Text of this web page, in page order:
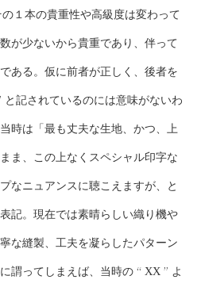
１本の貴重性や高級度は変わって
が少ないから貴重であり、伴って
ある。仮に前者が正しく、後者を
記されているのには意味がないわ
時は「最も丈夫な生地、かつ、上
ま、この上なくスペシャル印字な
なニュアンスに聴こえますが、と
記。現在では素晴らしい織り機や
な縫製、工夫を凝らしたパターン
謂ってしまえば、当時の “ XX ” よ